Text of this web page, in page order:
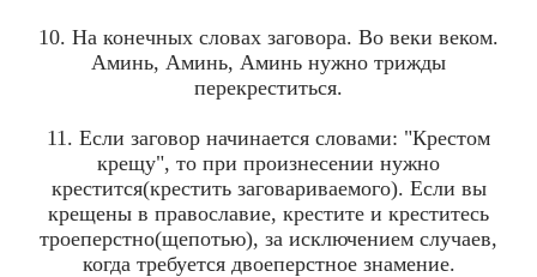
10. На конечных словах заговора. Во веки веком.
Аминь, Аминь, Аминь нужно трижды
перекреститься.
11. Если заговор начинается словами: "Крестом
крещу", то при произнесении нужно
крестится(крестить заговариваемого). Если вы
крещены в православие, крестите и креститесь
троеперстно(щепотью), за исключением случаев,
когда требуется двоеперстное знамение.